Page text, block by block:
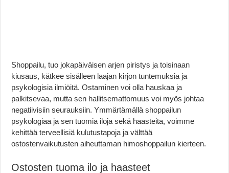
Shoppailu, tuo jokapäiväisen arjen piristys ja toisinaan
kiusaus, kätkee sisälleen laajan kirjon tuntemuksia ja
psykologisia ilmiöitä. Ostaminen voi olla hauskaa ja
palkitsevaa, mutta sen hallitsemattomuus voi myös johtaa
negatiivisiin seurauksiin. Ymmärtämällä shoppailun
psykologiaa ja sen tuomia iloja sekä haasteita, voimme
kehittää terveellisiä kulutustapoja ja välttää
ostostenvaikutusten aiheuttaman himoshoppailun kierteen.
Ostosten tuoma ilo ja haasteet